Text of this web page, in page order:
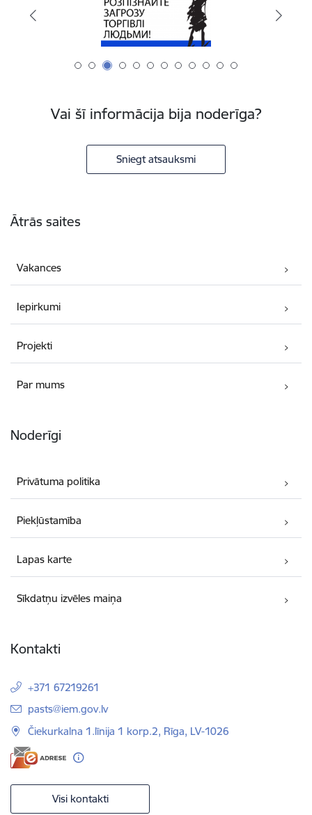
Vai šī informācija bija noderīga?
Sniegt atsauksmi
Ātrās saites
Vakances
Iepirkumi
Projekti
Par mums
Noderīgi
Privātuma politika
Piekļūstamība
Lapas karte
Sīkdatņu izvēles maiņa
Kontakti
+371 67219261
E-pasts:
pasts@iem.gov.lv
Čiekurkalna 1.līnija 1 korp.2, Rīga, LV-1026
Visi kontakti